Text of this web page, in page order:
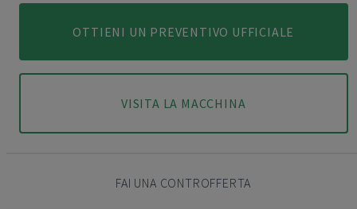
OTTIENI UN PREVENTIVO UFFICIALE
VISITA LA MACCHINA
FAI UNA CONTROFFERTA